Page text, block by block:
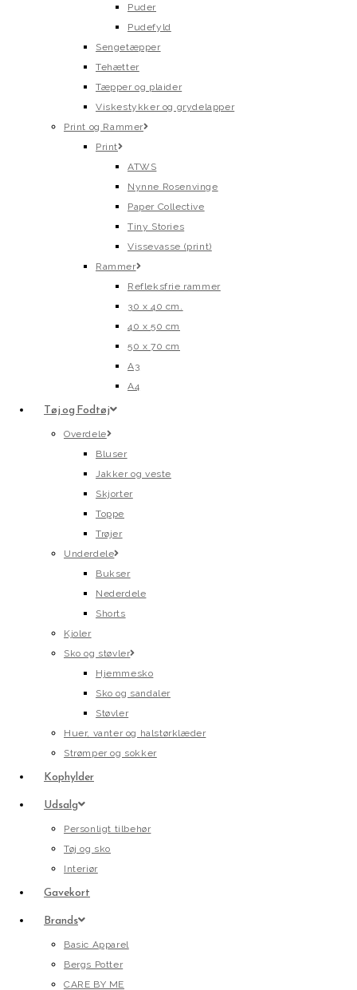
Puder
Pudefyld
Sengetæpper
Tehætter
Tæpper og plaider
Viskestykker og grydelapper
Print og Rammer
Print
ATWS
Nynne Rosenvinge
Paper Collective
Tiny Stories
Vissevasse (print)
Rammer
Refleksfrie rammer
30 x 40 cm.
40 x 50 cm
50 x 70 cm
A3
A4
Tøj og Fodtøj
Overdele
Bluser
Jakker og veste
Skjorter
Toppe
Trøjer
Underdele
Bukser
Nederdele
Shorts
Kjoler
Sko og støvler
Hjemmesko
Sko og sandaler
Støvler
Huer, vanter og halstørklæder
Strømper og sokker
Kophylder
Udsalg
Personligt tilbehør
Tøj og sko
Interiør
Gavekort
Brands
Basic Apparel
Bergs Potter
CARE BY ME